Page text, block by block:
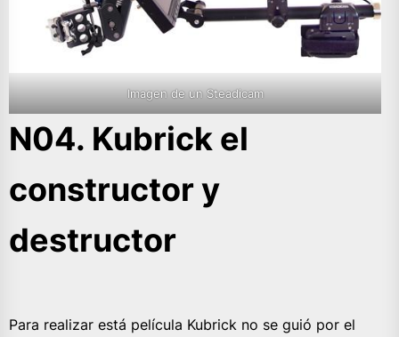
Imagen de un Steadicam
N04. Kubrick el
constructor y
destructor
Para realizar está película Kubrick no se guió por el